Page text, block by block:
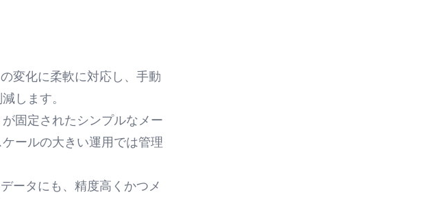
変化に柔軟に対応し、手動
します。
固定されたシンプルなメー
ールの大きい運用では管理
ータにも、精度高くかつメ